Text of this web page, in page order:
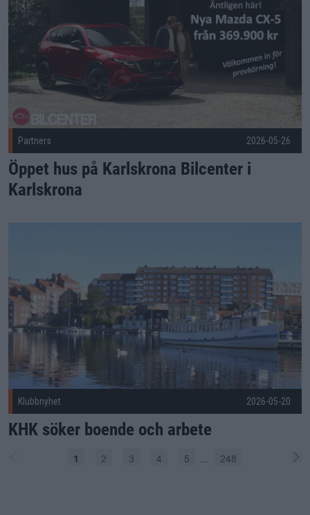
Partners 2026-05-26
Öppet hus på Karlskrona Bilcenter i
Karlskrona
Klubbnyhet 2026-05-20
KHK söker boende och arbete
1 2 3 4 5 248